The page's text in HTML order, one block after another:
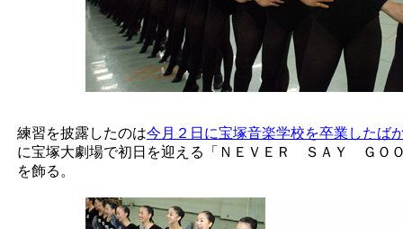
練習を披露したのは今月２日に宝塚音楽学校を卒業したば
に宝塚大劇場で初日を迎える「ＮＥＶＥＲ ＳＡＹ ＧＯ
を飾る。